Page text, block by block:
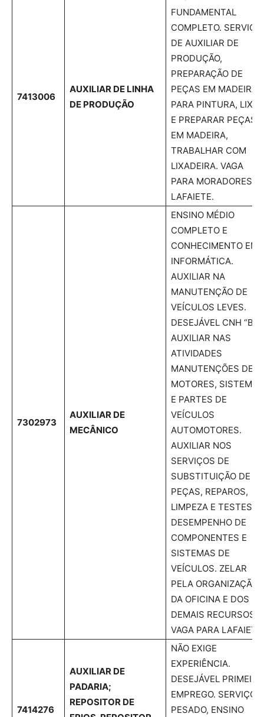
7413006
AUXILIAR DE LINHA
DE PRODUÇÃO
FUNDAMENTAL
COMPLETO. SERVIÇO
DE AUXILIAR DE
PRODUÇÃO,
PREPARAÇÃO DE
PEÇAS EM MADEIRA
PARA PINTURA, LIXAR
E PREPARAR PEÇAS
EM MADEIRA,
TRABALHAR COM
LIXADEIRA. VAGA
PARA MORADORES
LAFAIETE.
7302973
AUXILIAR DE
MECÂNICO
ENSINO MÉDIO
COMPLETO E
CONHECIMENTO EM
INFORMÁTICA.
AUXILIAR NA
MANUTENÇÃO DE
VEÍCULOS LEVES.
DESEJÁVEL CNH “B”;
AUXILIAR NAS
ATIVIDADES
MANUTENÇÕES DE
MOTORES, SISTEMAS
E PARTES DE
VEÍCULOS
AUTOMOTORES.
AUXILIAR NOS
SERVIÇOS DE
SUBSTITUIÇÃO DE
PEÇAS, REPAROS,
LIMPEZA E TESTES
DESEMPENHO DE
COMPONENTES E
SISTEMAS DE
VEÍCULOS. ZELAR
PELA ORGANIZAÇÃO
DA OFICINA E DOS
DEMAIS RECURSOS.
VAGA PARA LAFAIETE.
7414276
AUXILIAR DE
PADARIA;
REPOSITOR DE
NÃO EXIGE
EXPERIÊNCIA.
DESEJÁVEL PRIMEIRO
EMPREGO. SERVIÇO
PESADO, ENSINO